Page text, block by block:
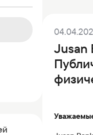
Валюты
Инвестиции
Тарифы
Журнал
Банкинг
Другие
Дебетовые карты
Jusan